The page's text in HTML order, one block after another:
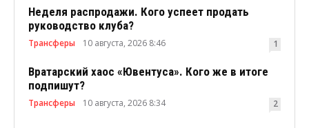
Неделя распродажи. Кого успеет продать
руководство клуба?
Трансферы 10 августа, 2026 8:46 1
Вратарский хаос «Ювентуса». Кого же в итоге
подпишут?
Трансферы 10 августа, 2026 8:34 2